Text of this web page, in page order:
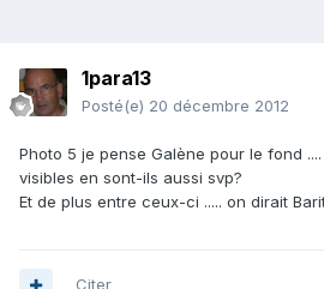
1para13
Posté(e) 20 décembre 2012
Photo 5 je pense Galène pour le fond
visibles en sont-ils aussi svp?
Et de plus entre ceux-ci ..... on dirait
Citer